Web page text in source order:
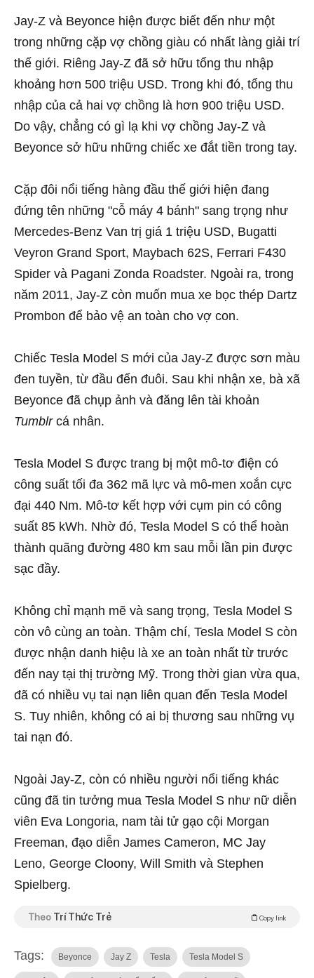
Jay-Z và Beyonce hiện được biết đến như một
trong những cặp vợ chồng giàu có nhất làng giải trí
thế giới. Riêng Jay-Z đã sở hữu tổng thu nhập
khoảng hơn 500 triệu USD. Trong khi đó, tổng thu
nhập của cả hai vợ chồng là hơn 900 triệu USD.
Do vậy, chẳng có gì lạ khi vợ chồng Jay-Z và
Beyonce sở hữu những chiếc xe đắt tiền trong tay.
Cặp đôi nổi tiếng hàng đầu thế giới hiện đang
đứng tên những "cỗ máy 4 bánh" sang trọng như
Mercedes-Benz Van trị giá 1 triệu USD, Bugatti
Veyron Grand Sport, Maybach 62S, Ferrari F430
Spider và Pagani Zonda Roadster. Ngoài ra, trong
năm 2011, Jay-Z còn muốn mua xe bọc thép Dartz
Prombon để bảo vệ an toàn cho vợ con.
Chiếc Tesla Model S mới của Jay-Z được sơn màu
đen tuyền, từ đầu đến đuôi. Sau khi nhận xe, bà xã
Beyonce đã chụp ảnh và đăng lên tài khoản
Tumblr cá nhân.
Tesla Model S được trang bị một mô-tơ điện có
công suất tối đa 362 mã lực và mô-men xoắn cực
đại 440 Nm. Mô-tơ kết hợp với cụm pin có công
suất 85 kWh. Nhờ đó, Tesla Model S có thể hoàn
thành quãng đường 480 km sau mỗi lần pin được
sạc đầy.
Không chỉ mạnh mẽ và sang trọng, Tesla Model S
còn vô cùng an toàn. Thậm chí, Tesla Model S còn
được nhận danh hiệu là xe an toàn nhất từ trước
đến nay tại thị trường Mỹ. Trong thời gian vừa qua,
đã có nhiều vụ tai nạn liên quan đến Tesla Model
S. Tuy nhiên, không có ai bị thương sau những vụ
tai nạn đó.
Ngoài Jay-Z, còn có nhiều người nổi tiếng khác
cũng đã tin tưởng mua Tesla Model S như nữ diễn
viên Eva Longoria, nam tài tử gạo cội Morgan
Freeman, đạo diễn James Cameron, MC Jay
Leno, George Cloony, Will Smith và Stephen
Spielberg.
Theo Trí Thức Trẻ Copy link
Tags: Beyonce Jay Z Tesla Tesla Model S